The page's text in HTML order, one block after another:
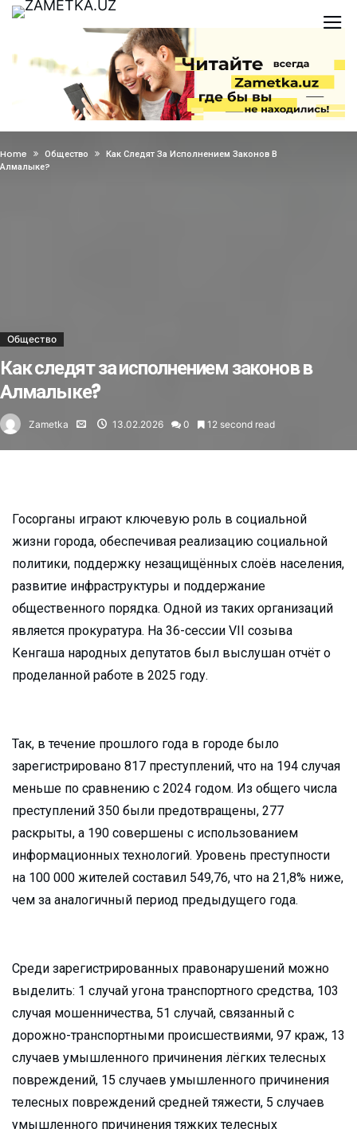
Home Общество
Как Следят За Исполнением Законов В
Алмалыке?
Общество
Как следят за исполнением законов в
Алмалыке?
Zametka 13.02.2026 0 12 second read
Госорганы играют ключевую роль в социальной
жизни города, обеспечивая реализацию социальной
политики, поддержку незащищённых слоёв населения,
развитие инфраструктуры и поддержание
общественного порядка. Одной из таких организаций
является прокуратура. На 36-сессии VII созыва
Кенгаша народных депутатов был выслушан отчёт о
проделанной работе в 2025 году.
Так, в течение прошлого года в городе было
зарегистрировано 817 преступлений, что на 194 случая
меньше по сравнению с 2024 годом. Из общего числа
преступлений 350 были предотвращены, 277
раскрыты, а 190 совершены с использованием
информационных технологий. Уровень преступности
на 100 000 жителей составил 549,76, что на 21,8% ниже,
чем за аналогичный период предыдущего года.
Среди зарегистрированных правонарушений можно
выделить: 1 случай угона транспортного средства, 103
случая мошенничества, 51 случай, связанный с
дорожно-транспортными происшествиями, 97 краж, 13
случаев умышленного причинения лёгких телесных
повреждений, 15 случаев умышленного причинения
телесных повреждений средней тяжести, 5 случаев
умышленного причинения тяжких телесных